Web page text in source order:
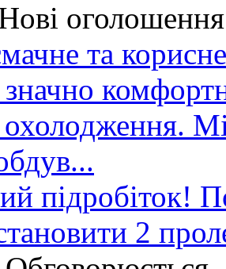
оголошення
та
значно
охолодження.
підробіток!
2